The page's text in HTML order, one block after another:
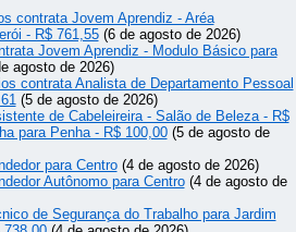
contrata Jovem Aprendiz - Aréa
- R$ 761,55(6 de agosto de 2026)
Jovem Aprendiz - Modulo Básico para
agosto de 2026)
contrata Analista de Departamento Pessoal
(5 de agosto de 2026)
de Cabeleireira - Salão de Beleza - R$
para Penha - R$ 100,00(5 de agosto de
para Centro(4 de agosto de 2026)
Autônomo para Centro(4 de agosto de
de Segurança do Trabalho para Jardim